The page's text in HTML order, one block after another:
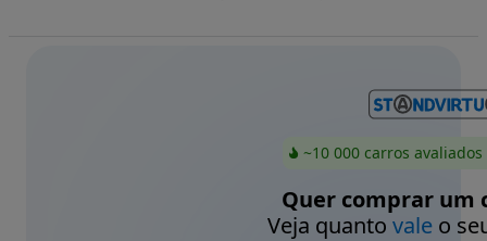
~10 000 carros
Quer comprar um
Veja quanto valeo